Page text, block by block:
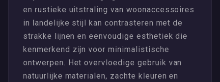
en rustieke uitstraling van woonaccessoires
in landelijke stijl kan contrasteren met de
strakke lijnen en eenvoudige esthetiek die
kenmerkend zijn voor minimalistische
ontwerpen. Het overvloedige gebruik van
natuurlijke materialen, zachte kleuren en